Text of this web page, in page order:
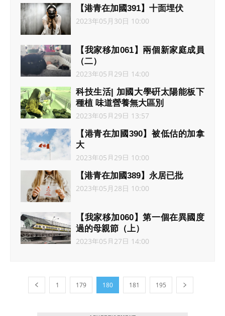
【港青在加國391】十面埋伏
2023年05月30日 10:00
【我家移加061】兩個新家庭成員
（二）
2023年05月29日 14:00
科技生活| 加國大學硏太陽能板下
種植 味道營養無大區別
2023年05月29日 13:57
【港青在加國390】被低估的加拿
大
2023年05月29日 10:00
【港青在加國389】永居已批
2023年05月28日 10:00
【我家移加060】第一個在異國度
過的母親節（上）
2023年05月27日 14:00
1 179 180 181 195